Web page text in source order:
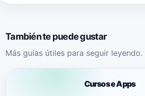
También te puede gustar
Más guías útiles para seguir leyendo.
Cursos e Apps